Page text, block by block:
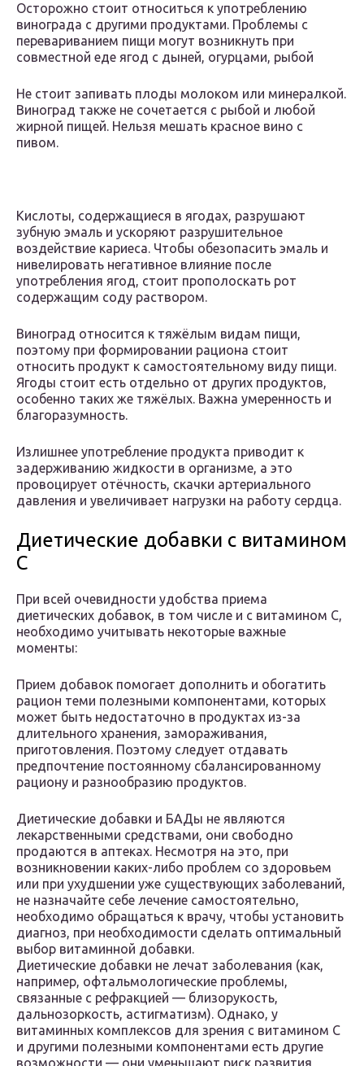
Осторожно стоит относиться к употреблению
винограда с другими продуктами. Проблемы с
перевариванием пищи могут возникнуть при
совместной еде ягод с дыней, огурцами, рыбой
Не стоит запивать плоды молоком или минералкой.
Виноград также не сочетается с рыбой и любой
жирной пищей. Нельзя мешать красное вино с
пивом.
Кислоты, содержащиеся в ягодах, разрушают
зубную эмаль и ускоряют разрушительное
воздействие кариеса. Чтобы обезопасить эмаль и
нивелировать негативное влияние после
употребления ягод, стоит прополоскать рот
содержащим соду раствором.
Виноград относится к тяжёлым видам пищи,
поэтому при формировании рациона стоит
относить продукт к самостоятельному виду пищи.
Ягоды стоит есть отдельно от других продуктов,
особенно таких же тяжёлых. Важна умеренность и
благоразумность.
Излишнее употребление продукта приводит к
задерживанию жидкости в организме, а это
провоцирует отёчность, скачки артериального
давления и увеличивает нагрузки на работу сердца.
Диетические добавки с витамином
C
При всей очевидности удобства приема
диетических добавок, в том числе и с витамином C,
необходимо учитывать некоторые важные
моменты:
Прием добавок помогает дополнить и обогатить
рацион теми полезными компонентами, которых
может быть недостаточно в продуктах из-за
длительного хранения, замораживания,
приготовления. Поэтому следует отдавать
предпочтение постоянному сбалансированному
рациону и разнообразию продуктов.
Диетические добавки и БАДы не являются
лекарственными средствами, они свободно
продаются в аптеках. Несмотря на это, при
возникновении каких-либо проблем со здоровьем
или при ухудшении уже существующих заболеваний,
не назначайте себе лечение самостоятельно,
необходимо обращаться к врачу, чтобы установить
диагноз, при необходимости сделать оптимальный
выбор витаминной добавки.
Диетические добавки не лечат заболевания (как,
например, офтальмологические проблемы,
связанные с рефракцией — близорукость,
дальнозоркость, астигматизм). Однако, у
витаминных комплексов для зрения с витамином C
и другими полезными компонентами есть другие
возможности — они уменьшают риск развития